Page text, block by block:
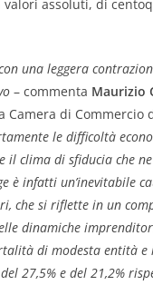
assoluti, di
una leggera
– commenta Maurizio
Camera di Commercio
le difficoltà
il clima di sfiducia che
è infatti un’inevitabile
che si riflette in un
dinamiche
di modesta entità e
27,5% e del 21,2%